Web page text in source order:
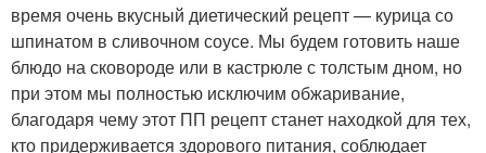
время очень вкусный диетический рецепт — курица со
шпинатом в сливочном соусе. Мы будем готовить наше
блюдо на сковороде или в кастрюле с толстым дном, но
при этом мы полностью исключим обжаривание,
благодаря чему этот ПП рецепт станет находкой для тех,
кто придерживается здорового питания, соблюдает